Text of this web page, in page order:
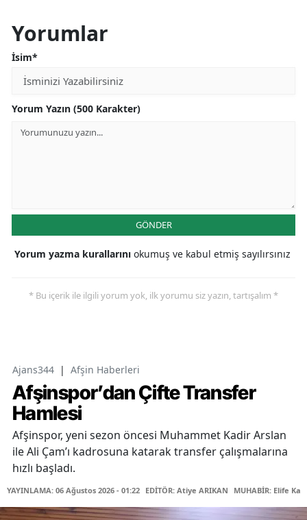
Yorumlar
İsim*
Yorum Yazın (500 Karakter)
GÖNDER
Yorum yazma kurallarını okumuş ve kabul etmiş sayılırsınız
* Bu içerik ile ilgili yorum yok, ilk yorumu siz yazın, tartışalım *
Ajans344 | Afşin Haberleri
Afşinspor’dan Çifte Transfer
Hamlesi
Afşinspor, yeni sezon öncesi Muhammet Kadir Arslan
ile Ali Çam’ı kadrosuna katarak transfer çalışmalarına
hızlı başladı.
YAYINLAMA: 06 Ağustos 2026 - 01:22 EDİTÖR: Atiye ARIKAN MUHABİR: Elife